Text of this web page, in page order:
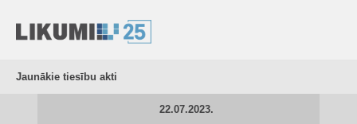
Jaunākie tiesību akti
22.07.2023.